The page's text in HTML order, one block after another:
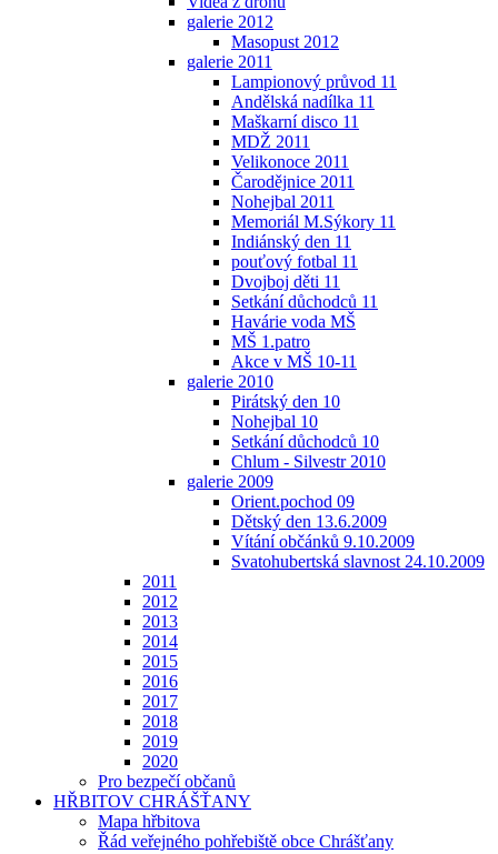
galerie 2012
Masopust 2012
galerie 2011
Lampionový průvod 11
Andělská nadílka 11
Maškarní disco 11
MDŽ 2011
Velikonoce 2011
Čarodějnice 2011
Nohejbal 2011
Memoriál M.Sýkory 11
Indiánský den 11
pouťový fotbal 11
Dvojboj děti 11
Setkání důchodců 11
Havárie voda MŠ
MŠ 1.patro
Akce v MŠ 10-11
galerie 2010
Pirátský den 10
Nohejbal 10
Setkání důchodců 10
Chlum - Silvestr 2010
galerie 2009
Orient.pochod 09
Dětský den 13.6.2009
Vítání občánků 9.10.2009
Svatohubertská slavnost 24.10.2009
2011
2012
2013
2014
2015
2016
2017
2018
2019
2020
Pro bezpečí občanů
HŘBITOV CHRÁŠŤANY
Mapa hřbitova
Řád veřejného pohřebiště obce Chrášťany